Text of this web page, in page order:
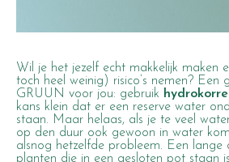
Wil je het jezelf echt makkelijk maken
toch heel weinig) risico’s nemen? Een
GRUUN voor jou: gebruik
kans klein dat er een reserve water
staan. Maar helaas, als je te veel
op den duur ook gewoon in water
alsnog hetzelfde probleem. Een lange
planten die in een gesloten pot staan